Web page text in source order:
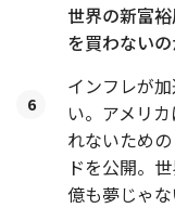
6
世界の新富
を買わない
インフレが
い。アメリ
れないため
ドを公開。
億も夢じゃな